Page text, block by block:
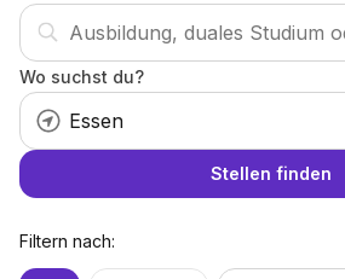
Wo suchst du?
Stellen finden
Filtern nach: